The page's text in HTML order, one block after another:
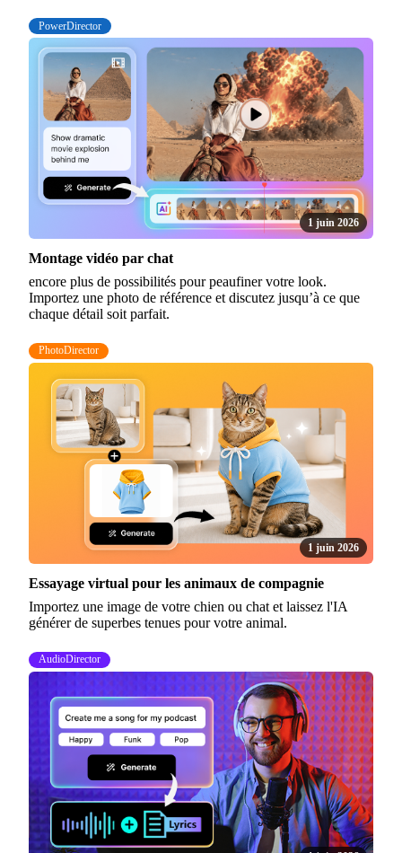
PowerDirector
1 juin 2026
Montage vidéo par chat
encore plus de possibilités pour peaufiner votre look.
Importez une photo de référence et discutez jusqu’à ce que
chaque détail soit parfait.
PhotoDirector
1 juin 2026
Essayage virtual pour les animaux de compagnie
Importez une image de votre chien ou chat et laissez l'IA
générer de superbes tenues pour votre animal.
AudioDirector